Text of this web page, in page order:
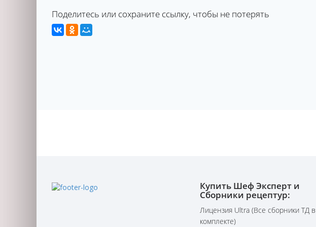
Поделитесь или сохраните ссылку, чтобы не потерять
Купить Шеф Эксперт и
Сборники рецептур:
Лицензия Ultra (Все сборники ТД в
комплекте)